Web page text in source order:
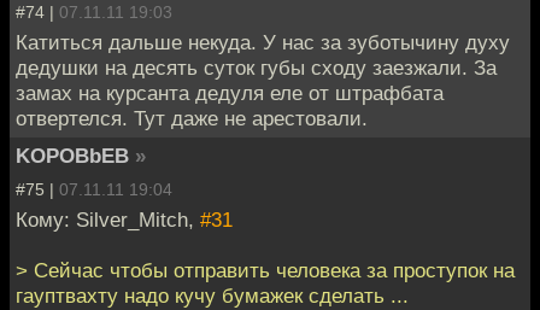
#74 | 07.11.11 19:03
Катиться дальше некуда. У нас за зуботычину духу
дедушки на десять суток губы сходу заезжали. За
замах на курсанта дедуля еле от штрафбата
отвертелся. Тут даже не арестовали.
KOPOBbEB »
#75 | 07.11.11 19:04
Кому: Silver_Mitch, #31
> Сейчас чтобы отправить человека за проступок на
гауптвахту надо кучу бумажек сделать ...